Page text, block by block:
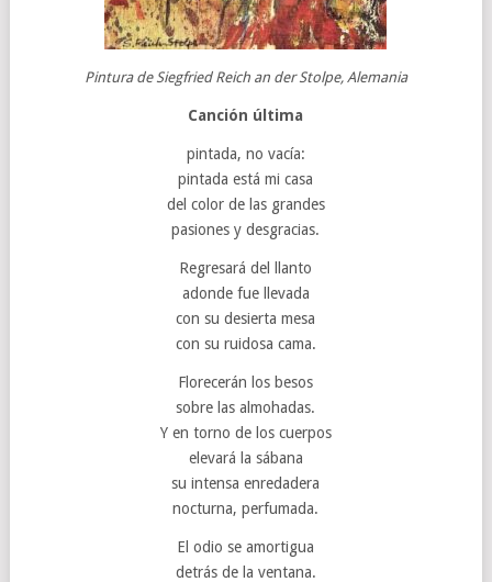
Pintura de Siegfried Reich an der Stolpe, Alemania
Canción última
pintada, no vacía:
pintada está mi casa
del color de las grandes
pasiones y desgracias.
Regresará del llanto
adonde fue llevada
con su desierta mesa
con su ruidosa cama.
Florecerán los besos
sobre las almohadas.
Y en torno de los cuerpos
elevará la sábana
su intensa enredadera
nocturna, perfumada.
El odio se amortigua
detrás de la ventana.